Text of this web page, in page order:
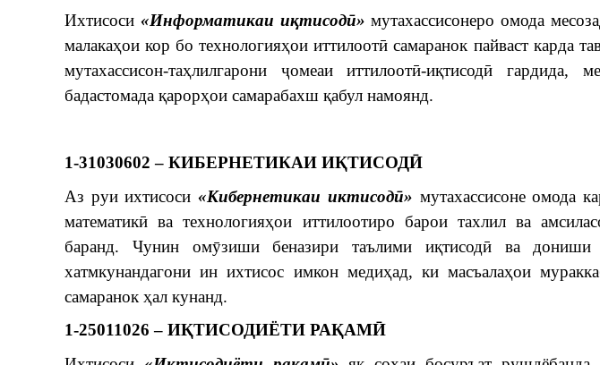
Ихтисоси «Информатикаи иқтисодӣ» мутахассисонеро омода
малакаҳои кор бо технологияҳои иттилоотӣ самаранок пайваст карда
мутахассисон-таҳлилгарони ҷомеаи иттилоотӣ-иқтисодӣ гардида,
бадастомада қарорҳои самарабахш қабул намоянд.
1-31030602 – КИБЕРНЕТИКАИ ИҚТИСОДӢ
Аз руи ихтисоси«Кибернетикаи иктисодӣ» мутахассисоне омода
математикӣ ва технологияҳои иттилоотиро барои тахлил ва
баранд. Чунин омӯзиши беназири таълими иқтисодӣ ва
хатмкунандагони ин ихтисос имкон медиҳад, ки масъалаҳои
самаранок ҳал кунанд.
1-25011026 – ИҚТИСОДИЁТИ РАҚАМӢ